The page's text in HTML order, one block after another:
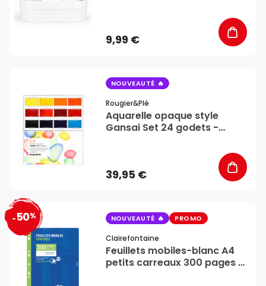
9,99 €
NOUVEAUTÉ
Rougier&plé
Aquarelle opaque style
Gansai Set 24 godets -
39,95 €
-50% NOUVEAUTÉ PROMO
Clairefontaine
Feuillets mobiles-blanc A4
petits carreaux 300 pages -